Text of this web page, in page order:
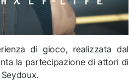
di gioco, realizzata dal
la partecipazione di attori di